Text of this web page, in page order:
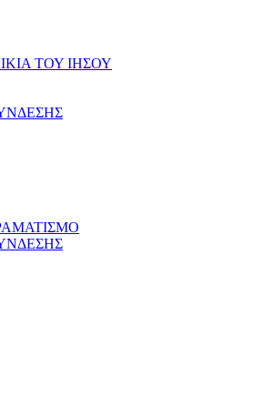
ΤΟΥ ΙΗΣΟΥ